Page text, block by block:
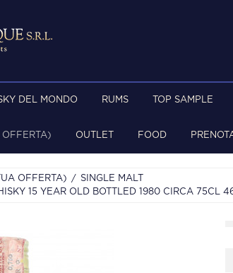
DEL MONDO RUMS TOP SAMPLE
OUTLET FOOD
OFFERTA)
SINGLE MALT
15 YEAR OLD BOTTLED 1980 CIRCA 75CL